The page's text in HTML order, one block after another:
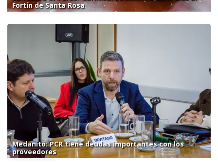
Fortín de Santa Rosa
Medanito: PCR tiene deudas importantes con los
proveedores